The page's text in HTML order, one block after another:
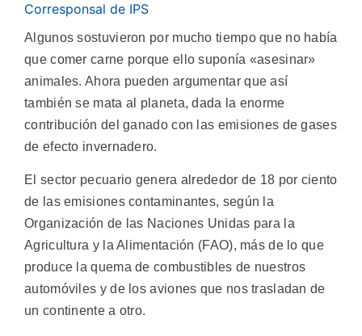
Corresponsal de IPS
Algunos sostuvieron por mucho tiempo que no había
que comer carne porque ello suponía «asesinar»
animales. Ahora pueden argumentar que así
también se mata al planeta, dada la enorme
contribución del ganado con las emisiones de gases
de efecto invernadero.
El sector pecuario genera alrededor de 18 por ciento
de las emisiones contaminantes, según la
Organización de las Naciones Unidas para la
Agricultura y la Alimentación (FAO), más de lo que
produce la quema de combustibles de nuestros
automóviles y de los aviones que nos trasladan de
un continente a otro.